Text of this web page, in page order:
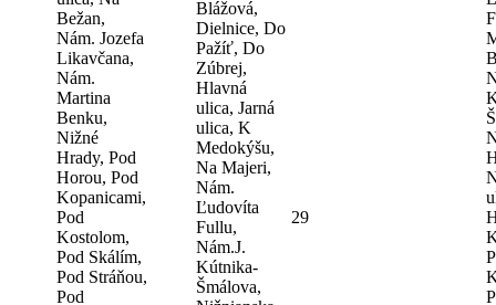
Bežan,
Nám. Jozefa
Likavčana,
Nám.
Martina
Benku,
Nižné
Hrady, Pod
Horou, Pod
Kopanicami,
Pod
Kostolom,
Pod Skálím,
Pod Stráňou,
Pod
Blážová,
Dielnice, Do
Pažíť, Do
Zúbrej,
Hlavná
ulica, Jarná
ulica, K
Medokýšu,
Na Majeri,
Nám.
Ľudovíta
Fullu,
Nám.J.
Kútnika-
Šmálova,
29